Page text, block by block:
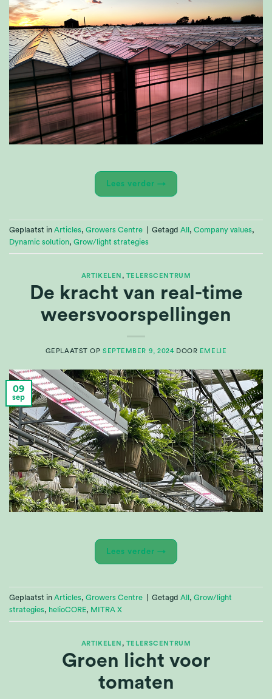
Lees verder →
Geplaatst in Articles, Growers Centre Getagd All , Company values,
Dynamic solution, Grow/light strategies
ARTIKELEN , TELERSCENTRUM
De kracht van real-time
weersvoorspellingen
GEPLAATST OP SEPTEMBER 9, 2024 DOOR EMELIE
09
sep
Lees verder →
Geplaatst in Articles, Growers Centre Getagd All , Grow/light
strategies, helioCORE, MITRA X
ARTIKELEN , TELERSCENTRUM
Groen licht voor
tomaten